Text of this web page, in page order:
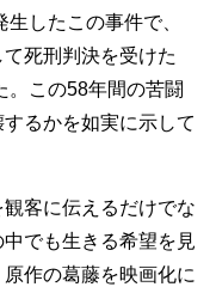
したこの事件で、
死刑判決を受けた
。この58年間の苦闘
るかを如実に示して
客に伝えるだけでな
でも生きる希望を見
作の葛藤を映画化に